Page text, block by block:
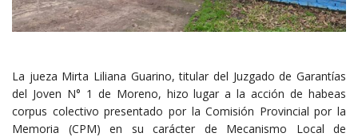
La jueza Mirta Liliana Guarino, titular del Juzgado de Garantías
del Joven N° 1 de Moreno, hizo lugar a la acción de habeas
corpus colectivo presentado por la Comisión Provincial por la
Memoria (CPM) en su carácter de Mecanismo Local de